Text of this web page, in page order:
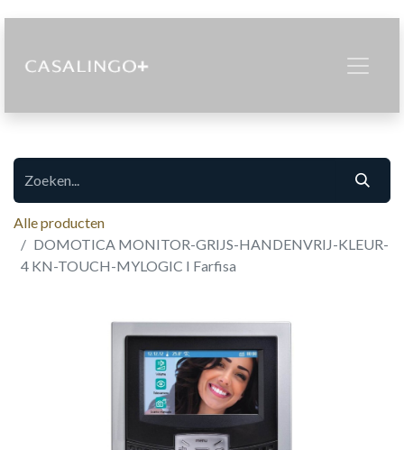
Alle producten
DOMOTICA MONITOR-GRIJS-HANDENVRIJ-KLEUR-
4 KN-TOUCH-MYLOGIC I Farfisa